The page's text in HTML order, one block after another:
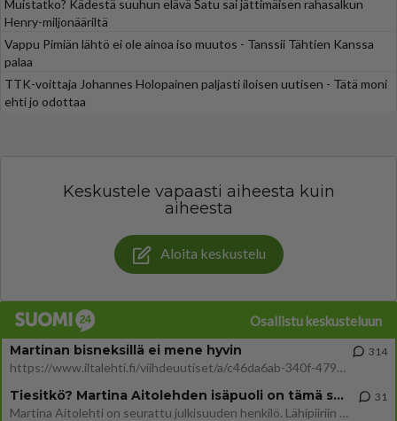
Muistatko? Kädestä suuhun elävä Satu sai jättimäisen rahasalkun
Henry-miljonääriltä
Vappu Pimiän lähtö ei ole ainoa iso muutos - Tanssii Tähtien Kanssa
palaa
TTK-voittaja Johannes Holopainen paljasti iloisen uutisen - Tätä moni
ehti jo odottaa
Keskustele vapaasti aiheesta kuin
aiheesta
Aloita keskustelu
Osallistu keskusteluun
Martinan bisneksillä ei mene hyvin
https://www.iltalehti.fi/viihdeuutiset/a/c46da6ab-340f-4790-aaa7-0865eed2336 Yrityksen konkurssihakemus on tullut kärä
314
Tiesitkö? Martina Aitolehden isäpuoli on tämä suosittu laulaja
Martina Aitolehti on seurattu julkisuuden henkilö. Lähipiiriin mahtuu muitakin tunnettuja henkilöitä. Tiesitkö, että Ma
31